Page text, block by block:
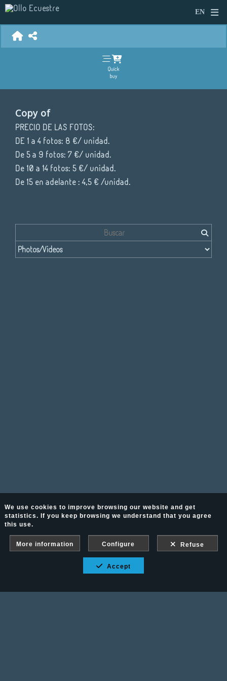
Quick
buy
Copy of
PRECIO DE LAS FOTOS:
DE 1 a 4 fotos: 8 €/ unidad.
De 5 a 9 fotos: 7 €/ unidad.
De 10 a 14 fotos: 5 €/ unidad.
De 15 en adelante : 4,5 € /unidad.
We use cookies to improve browsing our website and get
statistics. If you keep browsing we understand that you agree
this use.
More information Configure Refuse
Accept